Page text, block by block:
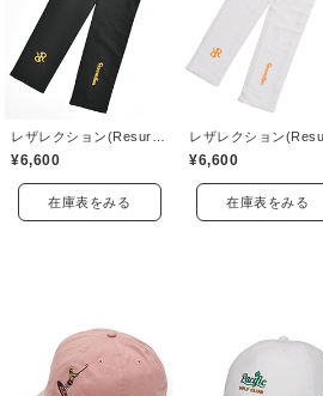
¥6,600
在庫表をみる
¥6,600
在庫表をみる